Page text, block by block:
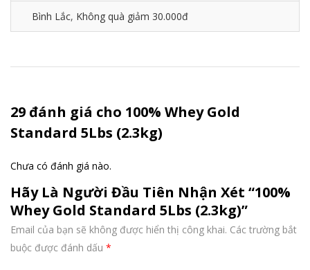
Bình Lắc, Không quà giảm 30.000đ
29 đánh giá cho 100% Whey Gold
Standard 5Lbs (2.3kg)
Chưa có đánh giá nào.
Hãy Là Người Đầu Tiên Nhận Xét “100%
Whey Gold Standard 5Lbs (2.3kg)”
Email của bạn sẽ không được hiển thị công khai. Các trường bắt
buộc được đánh dấu *